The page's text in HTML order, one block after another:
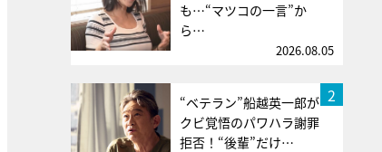
も…“マツコの一言”か
ら…
2026.08.05
2
“ベテラン”船越英一郎が
クビ覚悟のパワハラ謝罪
拒否！“後輩”だけ…